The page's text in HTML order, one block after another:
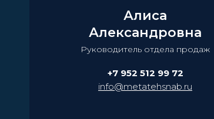
Алиса
Александровна
Руководитель отдела продаж
+7 952 512 99 72
info@metatehsnab.ru